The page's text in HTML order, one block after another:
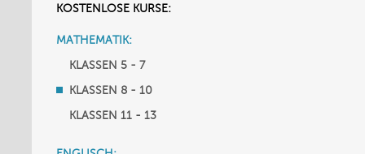
KOSTENLOSE KURSE:
MATHEMATIK:
KLASSEN 5 - 7
KLASSEN 8 - 10
KLASSEN 11 - 13